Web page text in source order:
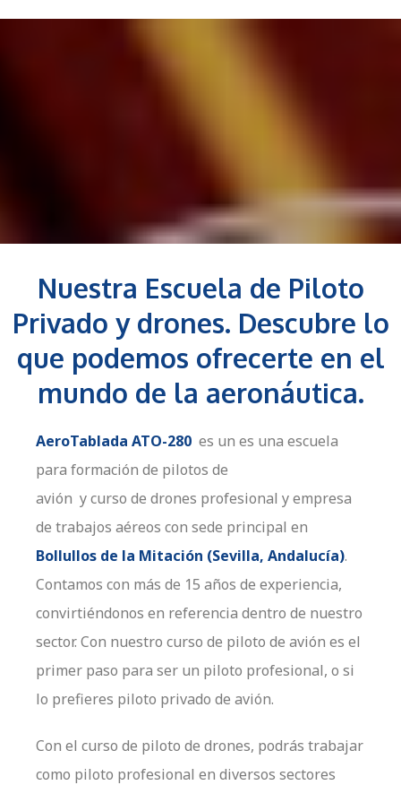
Nuestra Escuela de Piloto
Privado y drones. Descubre lo
que podemos ofrecerte en el
mundo de la aeronáutica.
AeroTablada ATO-280 es un es una escuela
para formación de pilotos de
avión y curso de drones profesional y empresa
de trabajos aéreos con sede principal en
Bollullos de la Mitación (Sevilla, Andalucía).
Contamos con más de 15 años de experiencia,
convirtiéndonos en referencia dentro de nuestro
sector. Con nuestro curso de piloto de avión es el
primer paso para ser un piloto profesional, o si
lo prefieres piloto privado de avión.
Con el curso de piloto de drones, podrás trabajar
como piloto profesional en diversos sectores